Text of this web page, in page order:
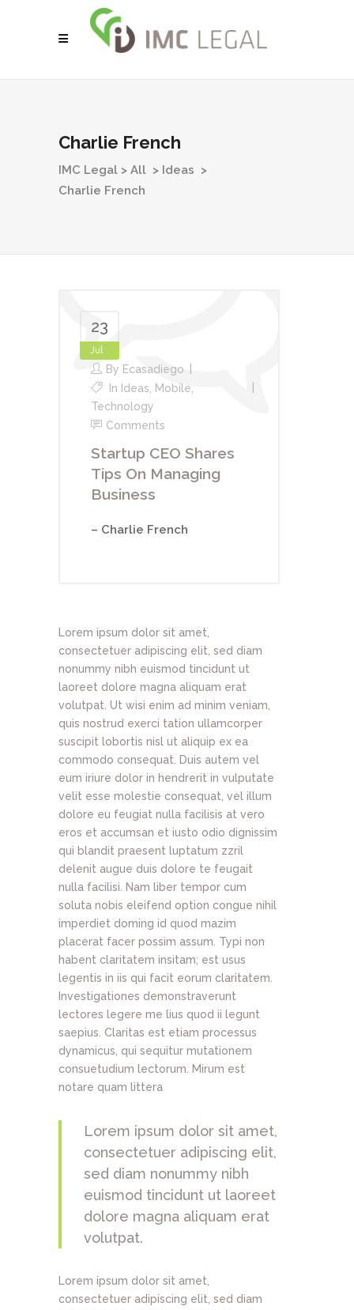
Charlie French
IMC Legal > All > Ideas >
Charlie French
23
Jul
By Ecasadiego
In Ideas Mobile
Technology
Comments
Startup CEO Shares
Tips On Managing
Business
– Charlie French
Lorem ipsum dolor sit amet,
consectetuer adipiscing elit, sed diam
nonummy nibh euismod tincidunt ut
laoreet dolore magna aliquam erat
volutpat. Ut wisi enim ad minim veniam,
quis nostrud exerci tation ullamcorper
suscipit lobortis nisl ut aliquip ex ea
commodo consequat. Duis autem vel
eum iriure dolor in hendrerit in vulputate
velit esse molestie consequat, vel illum
dolore eu feugiat nulla facilisis at vero
eros et accumsan et iusto odio dignissim
qui blandit praesent luptatum zzril
delenit augue duis dolore te feugait
nulla facilisi. Nam liber tempor cum
soluta nobis eleifend option congue nihil
imperdiet doming id quod mazim
placerat facer possim assum. Typi non
habent claritatem insitam; est usus
legentis in iis qui facit eorum claritatem.
Investigationes demonstraverunt
lectores legere me lius quod ii legunt
saepius. Claritas est etiam processus
dynamicus, qui sequitur mutationem
consuetudium lectorum. Mirum est
notare quam littera
Lorem ipsum dolor sit amet,
consectetuer adipiscing elit,
sed diam nonummy nibh
euismod tincidunt ut laoreet
dolore magna aliquam erat
volutpat.
Lorem ipsum dolor sit amet,
consectetuer adipiscing elit, sed diam